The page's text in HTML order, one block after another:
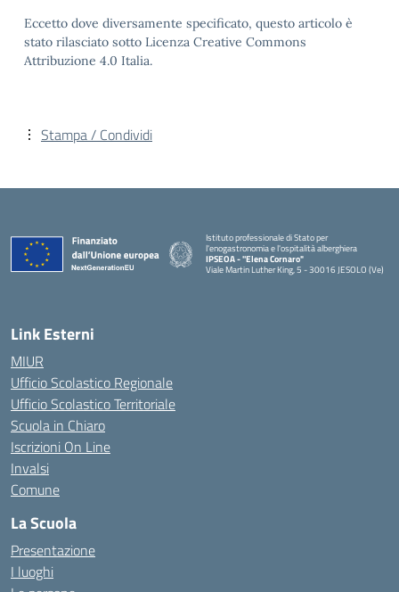
Eccetto dove diversamente specificato, questo articolo è
stato rilasciato sotto Licenza Creative Commons
Attribuzione 4.0 Italia.
Stampa / Condividi
Istituto professionale di Stato per
l'enogastronomia e l'ospitalità alberghiera
IPSEOA - ''Elena Cornaro"
Viale Martin Luther King, 5 - 30016 JESOLO (Ve)
— Visita la pagina iniziale della scuola
Link Esterni
MIUR
Ufficio Scolastico Regionale
Ufficio Scolastico Territoriale
Scuola in Chiaro
Iscrizioni On Line
Invalsi
Comune
La Scuola
Presentazione
I luoghi